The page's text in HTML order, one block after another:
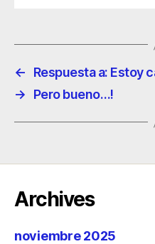
←
Respuesta a: Estoy
→
Pero bueno…!
Archives
noviembre 2025